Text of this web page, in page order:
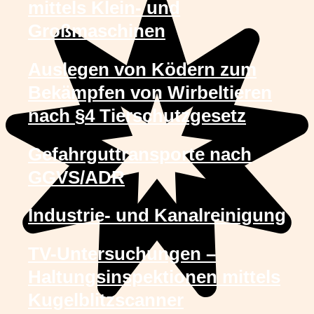
mittels Klein- und
Großmaschinen
Auslegen von Ködern zum
Bekämpfen von Wirbeltieren
nach §4 Tierschutzgesetz
Gefahrguttransporte nach
GGVS/ADR
Industrie- und Kanalreinigung
TV-Untersuchungen –
Haltungsinspektionen mittels
Kugelblitzscanner